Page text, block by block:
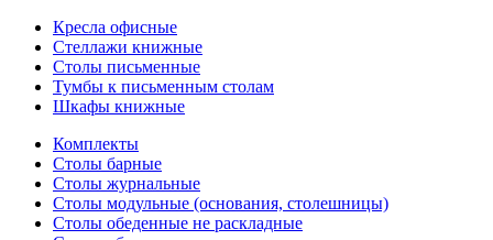
Кресла офисные
Стеллажи книжные
Столы письменные
Тумбы к письменным столам
Шкафы книжные
Комплекты
Столы барные
Столы журнальные
Столы модульные (основания, столешницы)
Столы обеденные не раскладные